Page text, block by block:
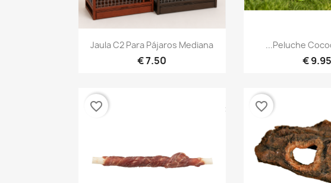
سريعة
Peluche
9.95 €
نظرة سريعة
Jaula C2 Para Pájaros Mediana
7.50 €
favorite_border
favorite_border